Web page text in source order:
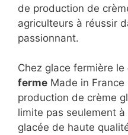
de production de
agriculteurs à réussir
passionnant.
Chez glace fermière le
ferme Made in
production de crème
limite pas seulement
glacée de haute